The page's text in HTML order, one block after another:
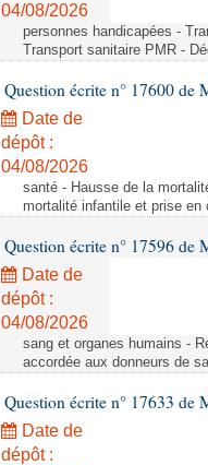
04/08/2026
personnes handicapées -
Transport sanitaire PMR -
Question écrite n° 17600 de
Date de
dépôt :
04/08/2026
santé - Hausse de la
mortalité infantile et prise en
Question écrite n° 17596 de
Date de
dépôt :
04/08/2026
sang et organes humains -
accordée aux donneurs de
Question écrite n° 17633 de
Date de
dépôt :